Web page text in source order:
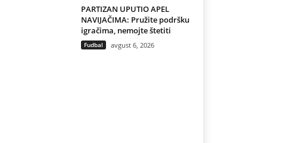
PARTIZAN UPUTIO APEL
NAVIJAČIMA: Pružite podršku
igračima, nemojte štetiti
Fudbal avgust 6, 2026